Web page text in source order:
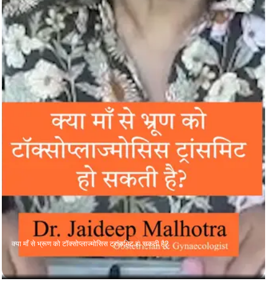
क्या माँ से भ्रूण को टॉक्सोप्लाज्मोसिस ट्रांसमिट हो सकती है?